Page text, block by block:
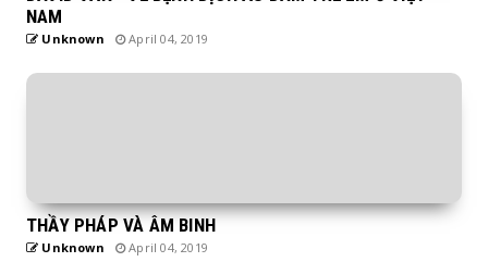
NAM
Unknown April 04, 2019
THẦY PHÁP VÀ ÂM BINH
Unknown April 04, 2019